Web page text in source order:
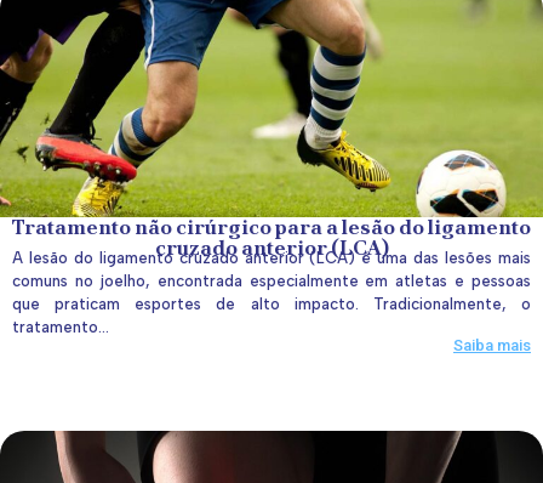
Tratamento não cirúrgico para a lesão do ligamento
cruzado anterior (LCA)
A lesão do ligamento cruzado anterior (LCA) é uma das lesões mais
comuns no joelho, encontrada especialmente em atletas e pessoas
que praticam esportes de alto impacto. Tradicionalmente, o
tratamento...
Saiba mais